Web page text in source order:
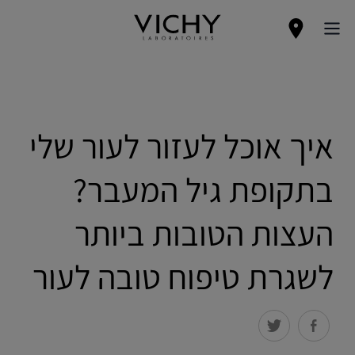
איך אוכל לעזור לעור שלי
בתקופת גיל המעבר?
העצות הטובות ביותר
לשגרת טיפוח טובה לעור